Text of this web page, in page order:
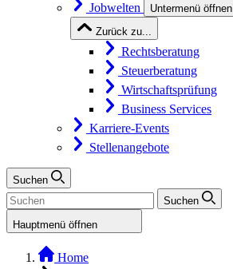
Jobwelten
Untermenü öffnen
Zurück zu...
Rechtsberatung
Steuerberatung
Wirtschaftsprüfung
Business Services
Karriere-Events
Stellenangebote
Suchen
Suchen
Hauptmenü öffnen
Home